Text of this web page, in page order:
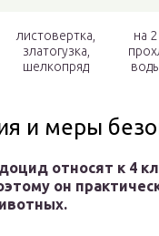
листовертка,
златогузка,
шелкопряд
на
и меры
относят к 4
он